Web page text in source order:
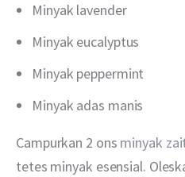
Minyak lavender
Minyak eucalyptus
Minyak peppermint
Minyak adas manis
Campurkan 2 ons minyak
tetes minyak esensial.